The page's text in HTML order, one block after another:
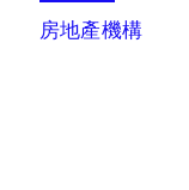
房地產機構